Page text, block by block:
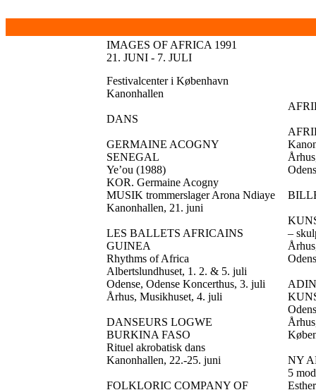
IMAGES OF AFRICA 1991
21. JUNI - 7. JULI
Festivalcenter i København
Kanonhallen
DANS
GERMAINE ACOGNY
SENEGAL
Ye’ou (1988)
KOR. Germaine Acogny
MUSIK trommerslager Arona Ndiaye
Kanonhallen, 21. juni
LES BALLETS AFRICAINS
GUINEA
Rhythms of Africa
Albertslundhuset, 1. 2. & 5. juli
Odense, Odense Koncerthus, 3. juli
Århus, Musikhuset, 4. juli
DANSEURS LOGWE
BURKINA FASO
Rituel akrobatisk dans
Kanonhallen, 22.-25. juni
FOLKLORIC COMPANY OF
–
NY
5